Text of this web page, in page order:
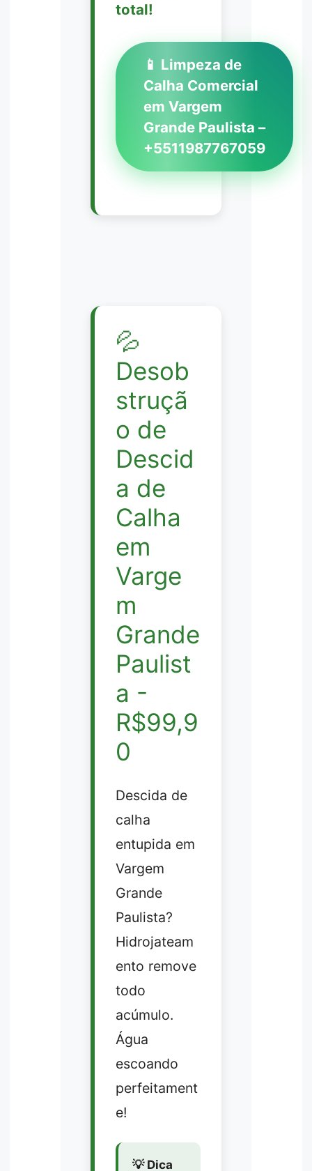
total!
📱 Limpeza de
Calha Comercial
em Vargem
Grande Paulista –
+5511987767059
💦
Desob
struçã
o de
Descid
a de
Calha
em
Varge
m
Grande
Paulist
a -
R$99,9
0
Descida de
calha
entupida em
Vargem
Grande
Paulista?
Hidrojateam
ento remove
todo
acúmulo.
Água
escoando
perfeitament
e!
💡 Dica